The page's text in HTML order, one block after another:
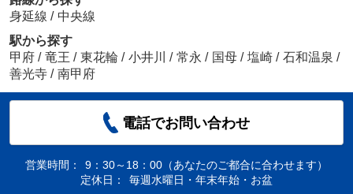
身延線 / 中央線
駅から探す
甲府 / 竜王 / 東花輪 / 小井川 / 常永 / 国母 / 塩崎 / 石和温泉 /
善光寺 / 南甲府
電話でお問い合わせ
営業時間：
9：30～18：00（あなたのご都合に合わせます）
定休日：
毎週水曜日・年末年始・お盆